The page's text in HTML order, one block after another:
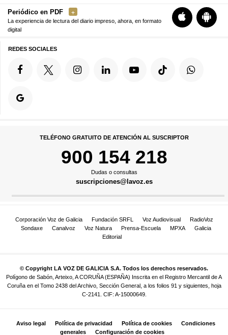
Periódico en PDF
La experiencia de lectura del diario impreso, ahora, en formato
digital
REDES SOCIALES
TELÉFONO GRATUITO DE ATENCIÓN AL SUSCRIPTOR
900 154 218
Dudas o consultas
suscripciones@lavoz.es
Corporación Voz de Galicia Fundación SRFL Voz Audiovisual
RadioVoz
Sondaxe
Canalvoz Voz Natura Prensa-Escuela MPXA
Galicia
Editorial
© Copyright LA VOZ DE GALICIA S.A. Todos los derechos reservados.
Polígono de Sabón, Arteixo, A CORUÑA (ESPAÑA) Inscrita en el Registro Mercantil de A
Coruña en el Tomo 2438 del Archivo, Sección General, a los folios 91 y siguientes, hoja
C-2141. CIF: A-15000649.
Aviso legal Política de privacidad Política de cookies
Condiciones
generales
Configuración de cookies